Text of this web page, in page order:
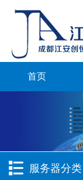
首页
服务器分类